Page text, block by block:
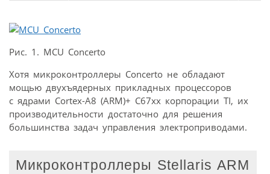
Рис. 1. MCU Concerto
Хотя микроконтроллеры Concerto не обладают
мощью двухъядерных прикладных процессоров
с ядрами Cortex-A8 (ARM)+ C67xx корпорации TI, их
производительности достаточно для решения
большинства задач управления электроприводами.
Микроконтроллеры Stellaris ARM